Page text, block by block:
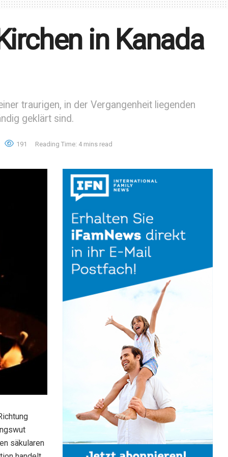
in Kanada
traurigen, in der Vergangenheit liegenden
geklärt sind.
191 Reading Time: 4 mins read
säkularen